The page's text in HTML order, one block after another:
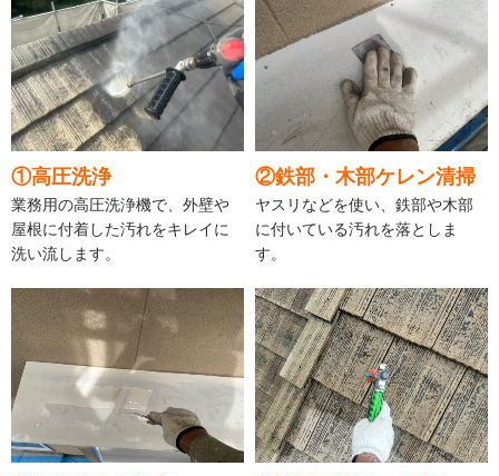
①高圧洗浄
業務用の高圧洗浄機で、外壁や
屋根に付着した汚れをキレイに
洗い流します。
②鉄部・木部ケレン清掃
ヤスリなどを使い、鉄部や木部
に付いている汚れを落としま
す。